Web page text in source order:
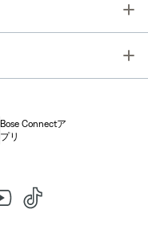
Bose Connectア
プリ